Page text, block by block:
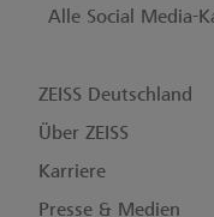
Alle Social Media-
ZEISS Deutschland
Über ZEISS
Karriere
Presse & Medien